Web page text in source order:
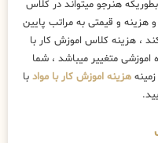
هنرجو میتواند در کلاس
و قیمتی به مراتب پایین
، هزینه کلاس اموزش کار با
متغییر میباشد ، شما
هزینه اموزش کار با مواد با